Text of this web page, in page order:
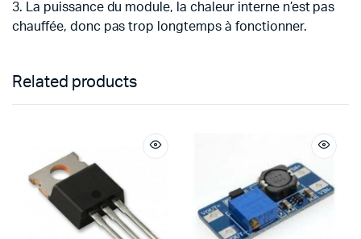
3. La puissance du module, la chaleur interne n’est pas
chauffée, donc pas trop longtemps à fonctionner.
Related products